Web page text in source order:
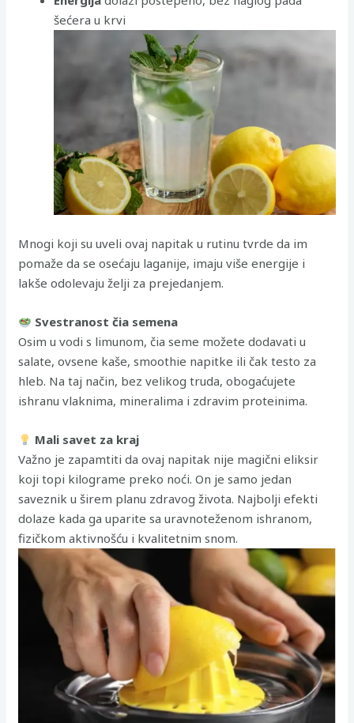
šećera u krvi
Mnogi koji su uveli ovaj napitak u rutinu tvrde da im
pomaže da se osećaju laganije, imaju više energije i
lakše odolevaju želji za prejedanjem.
Svestranost čia semena
Osim u vodi s limunom, čia seme možete dodavati u
salate, ovsene kaše, smoothie napitke ili čak testo za
hleb. Na taj način, bez velikog truda, obogaćujete
ishranu vlaknima, mineralima i zdravim proteinima.
Mali savet za kraj
Važno je zapamtiti da ovaj napitak nije magični eliksir
koji topi kilograme preko noći. On je samo jedan
saveznik u širem planu zdravog života. Najbolji efekti
dolaze kada ga uparite sa uravnoteženom ishranom,
fizičkom aktivnošću i kvalitetnim snom.